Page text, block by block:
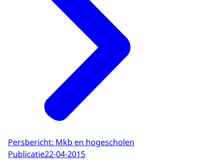
Persbericht: Mkb en hogescholen
Publicatie22-04-2015